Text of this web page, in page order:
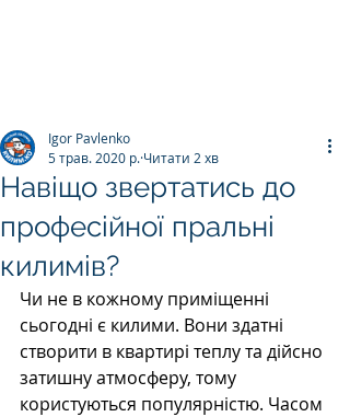
Навіщо звертатись до
професійної пральні
килимів?
Igor Pavlenko
5 трав. 2020 р. Читати 2 хв
Чи не в кожному приміщенні
сьогодні є килими. Вони здатні
створити в квартирі теплу та дійсно
затишну атмосферу, тому
користуються популярністю. Часом